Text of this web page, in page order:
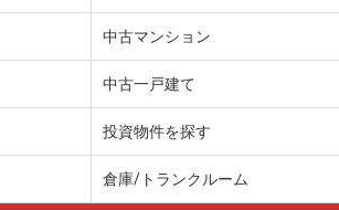
新１
4.80万円
船戸山２丁目
中古マンション
中古一戸建て
投資物件を探す
倉庫/トランクルーム